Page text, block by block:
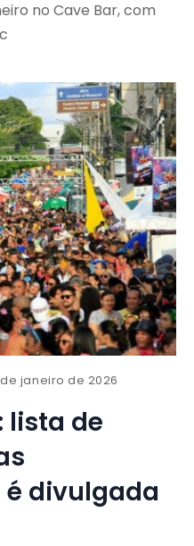
no Cave Bar, com
de janeiro de 2026
lista de
divulgada